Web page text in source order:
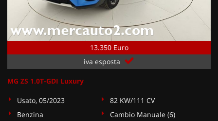
13.350 Euro
iva esposta
MG ZS 1.0T-GDI Luxury
Usato, 05/2023
82 KW/111 CV
Benzina
Cambio Manuale (6)